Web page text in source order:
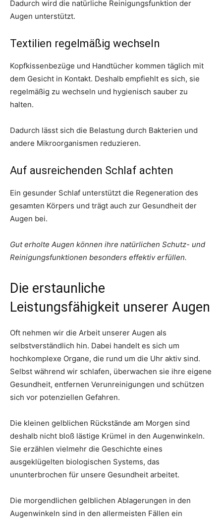
Dadurch wird die natürliche Reinigungsfunktion der
Augen unterstützt.
Textilien regelmäßig wechseln
Kopfkissenbezüge und Handtücher kommen täglich mit
dem Gesicht in Kontakt. Deshalb empfiehlt es sich, sie
regelmäßig zu wechseln und hygienisch sauber zu
halten.
Dadurch lässt sich die Belastung durch Bakterien und
andere Mikroorganismen reduzieren.
Auf ausreichenden Schlaf achten
Ein gesunder Schlaf unterstützt die Regeneration des
gesamten Körpers und trägt auch zur Gesundheit der
Augen bei.
Gut erholte Augen können ihre natürlichen Schutz- und
Reinigungsfunktionen besonders effektiv erfüllen.
Die erstaunliche
Leistungsfähigkeit unserer Augen
Oft nehmen wir die Arbeit unserer Augen als
selbstverständlich hin. Dabei handelt es sich um
hochkomplexe Organe, die rund um die Uhr aktiv sind.
Selbst während wir schlafen, überwachen sie ihre eigene
Gesundheit, entfernen Verunreinigungen und schützen
sich vor potenziellen Gefahren.
Die kleinen gelblichen Rückstände am Morgen sind
deshalb nicht bloß lästige Krümel in den Augenwinkeln.
Sie erzählen vielmehr die Geschichte eines
ausgeklügelten biologischen Systems, das
ununterbrochen für unsere Gesundheit arbeitet.
Die morgendlichen gelblichen Ablagerungen in den
Augenwinkeln sind in den allermeisten Fällen ein